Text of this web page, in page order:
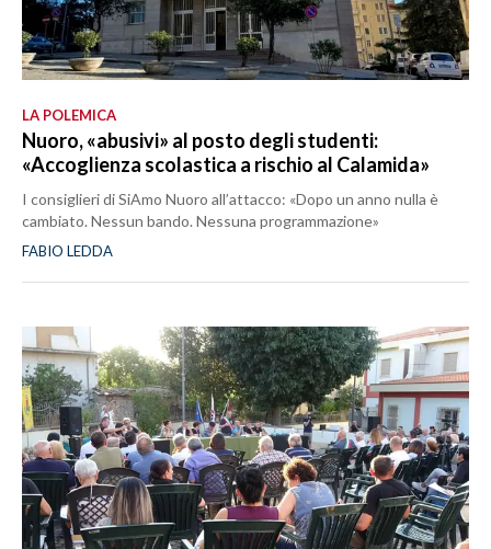
LA POLEMICA
Nuoro, «abusivi» al posto degli studenti:
«Accoglienza scolastica a rischio al Calamida»
I consiglieri di SiAmo Nuoro all’attacco: «Dopo un anno nulla è
cambiato. Nessun bando. Nessuna programmazione»
FABIO LEDDA